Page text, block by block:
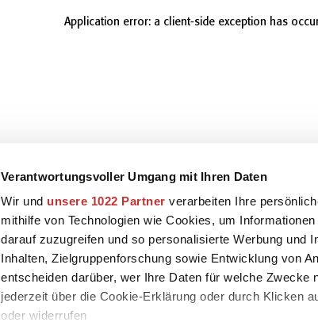
Verantwortungsvoller Umgang mit Ihren Daten
Wir und unsere 1022 Partner verarbeiten Ihre
mithilfe von Technologien wie Cookies, um
darauf zuzugreifen und so personalisierte Werbung und
Inhalten, Zielgruppenforschung sowie Entwicklung von
entscheiden darüber, wer Ihre Daten für welche Zwecke
jederzeit über die Cookie-Erklärung oder durch Klicken
oder widerrufen
Application error: a client-side exception has